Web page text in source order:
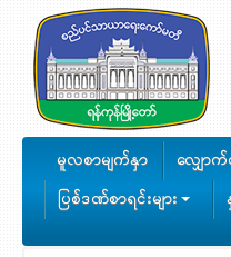
မူလစာမျက်နှာ လျှော
ပြစ်ဒဏ်စာရင်းများ